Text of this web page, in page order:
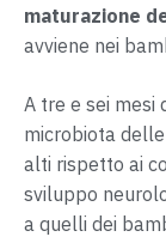
maturazione
avviene nei
A tre e sei mesi
microbiota
alti rispetto ai
sviluppo
a quelli dei